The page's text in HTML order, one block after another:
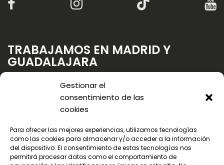
Gestionar el
consentimiento de las
cookies
Para ofrecer las mejores experiencias, utilizamos tecnologías
como las cookies para almacenar y/o acceder a la información
del dispositivo. El consentimiento de estas tecnologías nos
permitirá procesar datos como el comportamiento de
TRABAJAMOS EN MADRID Y
GUADALAJARA